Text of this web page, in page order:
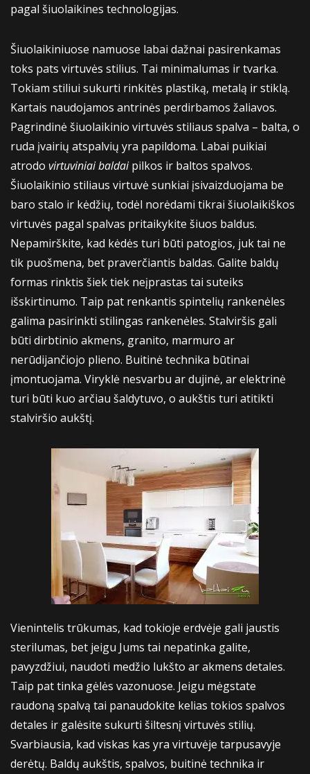
pagal šiuolaikines technologijas.
Šiuolaikiniuose namuose labai dažnai pasirenkamas
toks pats virtuvės stilius. Tai minimalumas ir tvarka.
Tokiam stiliui sukurti rinkitės plastiką, metalą ir stiklą.
Kartais naudojamos antrinės perdirbamos žaliavos.
Pagrindinė šiuolaikinio virtuvės stiliaus spalva – balta, o
ruda įvairių atspalvių yra papildoma. Labai puikiai
atrodo virtuviniai baldaipilkos ir baltos spalvos.
Šiuolaikinio stiliaus virtuvė sunkiai įsivaizduojama be
baro stalo ir kėdžių, todėl norėdami tikrai šiuolaikiškos
virtuvės pagal spalvas pritaikykite šiuos baldus.
Nepamirškite, kad kėdės turi būti patogios, juk tai ne
tik puošmena, bet praverčiantis baldas. Galite baldų
formas rinktis šiek tiek neįprastas tai suteiks
išskirtinumo. Taip pat renkantis spintelių rankenėles
galima pasirinkti stilingas rankenėles. Stalviršis gali
būti dirbtinio akmens, granito, marmuro ar
nerūdijančiojo plieno. Buitinė technika būtinai
įmontuojama. Viryklė nesvarbu ar dujinė, ar elektrinė
turi būti kuo arčiau šaldytuvo, o aukštis turi atitikti
stalviršio aukštį.
Vienintelis trūkumas, kad tokioje erdvėje gali jaustis
sterilumas, bet jeigu Jums tai nepatinka galite,
pavyzdžiui, naudoti medžio lukšto ar akmens detales.
Taip pat tinka gėlės vazonuose. Jeigu mėgstate
raudoną spalvą tai panaudokite kelias tokios spalvos
detales ir galėsite sukurti šiltesnį virtuvės stilių.
Svarbiausia, kad viskas kas yra virtuvėje tarpusavyje
derėtų. Baldų aukštis, spalvos, buitinė technika ir